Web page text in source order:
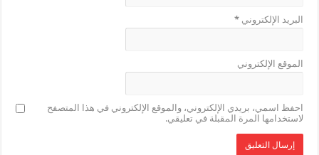
البريد الإلكتروني*
الموقع الإلكتروني
احفظ اسمي، بريدي الإلكتروني، والموقع الإلكتروني في هذا المتصفح
لاستخدامها المرة المقبلة في تعليقي.